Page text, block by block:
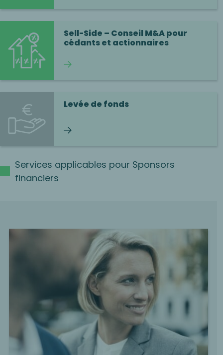
Sell-Side – Conseil M&A pour
cédants et actionnaires
Levée de fonds
Services applicables pour Sponsors
financiers